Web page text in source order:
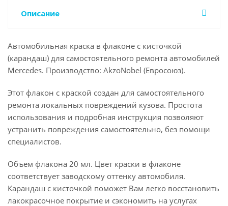
Описание
Автомобильная краска в флаконе с кисточкой
(карандаш) для самостоятельного ремонта автомобилей
Mercedes. Производство: AkzoNobel (Евросоюз).
Этот флакон с краской создан для самостоятельного
ремонта локальных повреждений кузова. Простота
использования и подробная инструкция позволяют
устранить повреждения самостоятельно, без помощи
специалистов.
Объем флакона 20 мл. Цвет краски в флаконе
соответствует заводскому оттенку автомобиля.
Карандаш с кисточкой поможет Вам легко восстановить
лакокрасочное покрытие и сэкономить на услугах